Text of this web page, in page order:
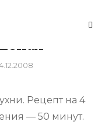
Рецепт на 4
— 50 минут.